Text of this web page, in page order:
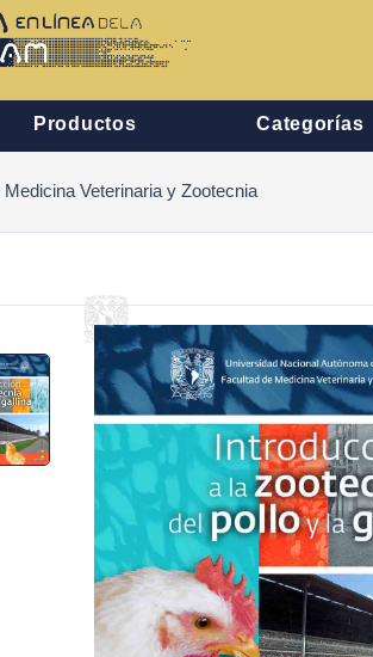
Productos Categorías
Medicina Veterinaria y Zootecnia